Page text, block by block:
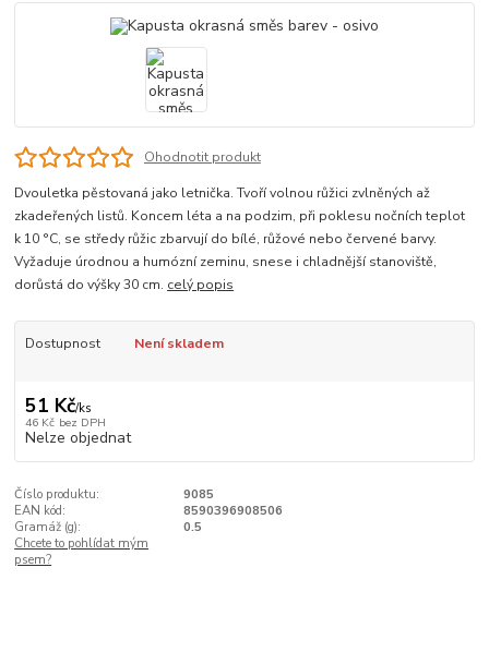
Ohodnotit produkt
Dvouletka pěstovaná jako letnička. Tvoří volnou růžici zvlněných až
zkadeřených listů. Koncem léta a na podzim, při poklesu nočních teplot
k 10 °C, se středy růžic zbarvují do bílé, růžové nebo červené barvy.
Vyžaduje úrodnou a humózní zeminu, snese i chladnější stanoviště,
dorůstá do výšky 30 cm. celý popis
Dostupnost Není skladem
51 Kč/ks
46 Kč bez DPH
Nelze objednat
Číslo produktu:
9085
EAN kód:
8590396908506
Gramáž (g):
0.5
Chcete to pohlídat mým
psem?